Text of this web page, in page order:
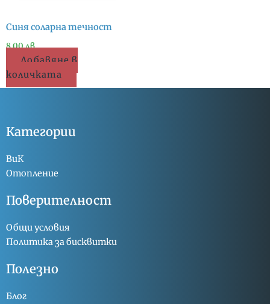
Синя соларна течност
8.00лв.
Добавяне в
количката
Категории
ВиК
Отопление
Поверителност
Общи условия
Политика за бисквитки
Полезно
Блог